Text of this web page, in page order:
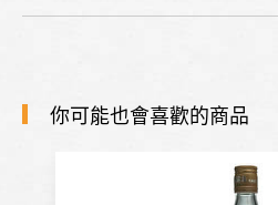
你可能也會喜歡的商品